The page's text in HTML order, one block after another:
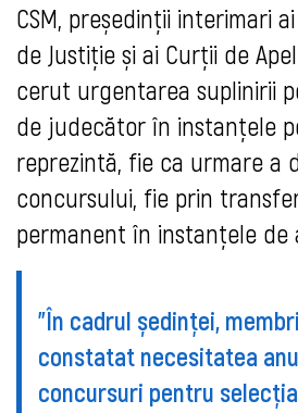
CSM, președinții interimari
de Justiție și ai Curții de
cerut urgentarea suplinirii
de judecător în instanțele
reprezintă, fie ca urmare a
concursului, fie prin
permanent în instanțele de
”În cadrul ședinței,
constatat necesitatea
concursuri pentru